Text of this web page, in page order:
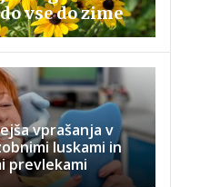
vse do zime
vprašanja v
luskami in
prevlekami